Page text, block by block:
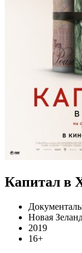
Капитал в
Новая
2019
16+